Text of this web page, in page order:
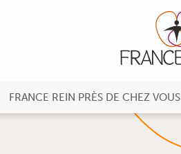
FRANCE REIN PRÈS DE CHEZ VOUS